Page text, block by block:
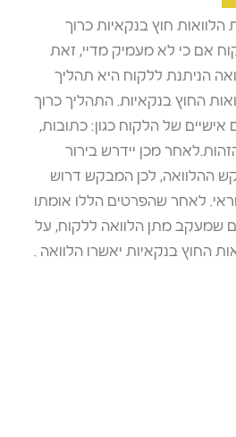
חוץ בנקאיות כרוך
אם כי לא מעמיק מדיי, זאת
הניתנת ללקוח היא תהליך
החוץ בנקאיות. התהליך כרוך
של הלקוח כגון: כתובות,
מכן יידרש בירור
ההלוואה, לכן המבקש דרוש
לאחר שהפרטים הללו אומתו
שמעקב מתן הלוואה ללקוח, על
החוץ בנקאיות יאשרו הלוואה .